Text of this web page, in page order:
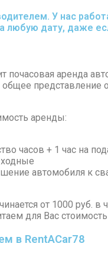
У нас
любую дату, даже
почасовая аренда
аренды:
часов + 1 час на
автомобиля к
от 1000 руб.
для Вас
в RentАCar78